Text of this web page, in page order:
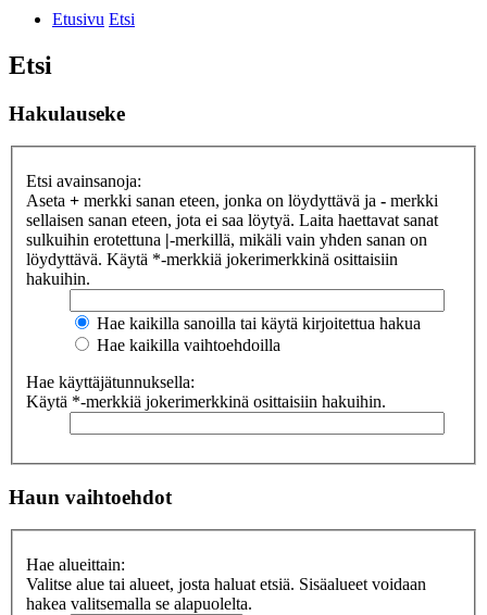
Etusivu Etsi
Etsi
Hakulauseke
Etsi avainsanoja:
Aseta + merkki sanan eteen, jonka on löydyttävä ja - merkki
sellaisen sanan eteen, jota ei saa löytyä. Laita haettavat sanat
sulkuihin erotettuna |-merkillä, mikäli vain yhden sanan on
löydyttävä. Käytä *-merkkiä jokerimerkkinä osittaisiin
hakuihin.
Hae kaikilla sanoilla tai käytä kirjoitettua hakua
Hae kaikilla vaihtoehdoilla
Hae käyttäjätunnuksella:
Käytä *-merkkiä jokerimerkkinä osittaisiin hakuihin.
Haun vaihtoehdot
Hae alueittain:
Valitse alue tai alueet, josta haluat etsiä. Sisäalueet voidaan
hakea valitsemalla se alapuolelta.